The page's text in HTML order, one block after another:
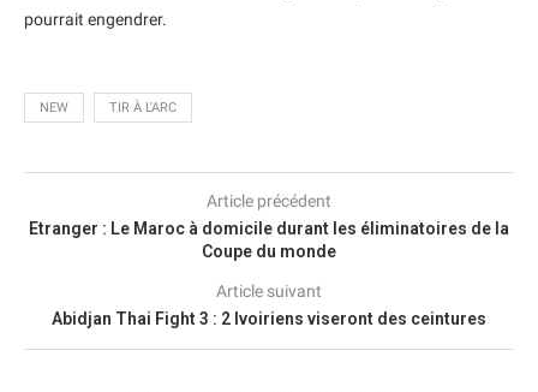
pourrait engendrer.
NEW TIR À L'ARC
Article précédent
Etranger : Le Maroc à domicile durant les éliminatoires de la
Coupe du monde
Article suivant
Abidjan Thai Fight 3 : 2 Ivoiriens viseront des ceintures